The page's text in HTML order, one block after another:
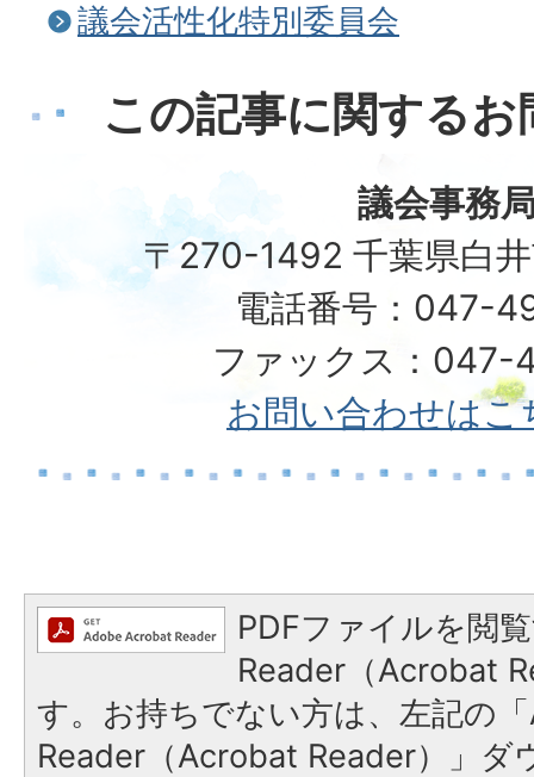
議会活性化特別委員会
この記事に関する
議会事務
〒270-1492 千葉県白
電話番号：047-
ファックス：047-
お問い合わせはこ
PDFファイルを閲
Reader（Acrobat
す。お持ちでない方は、左記の
Reader（Acrobat Reader）」ダ